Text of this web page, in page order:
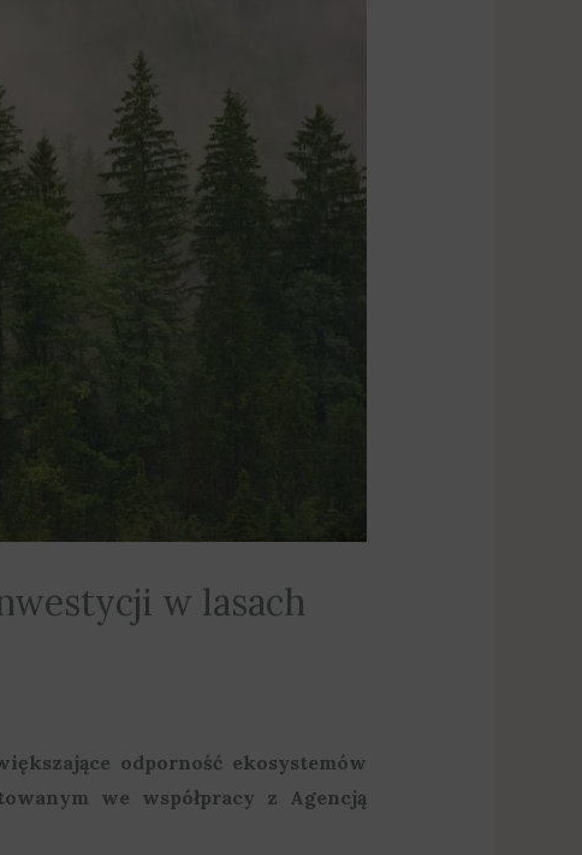
w lasach
odporność ekosystemów
we współpracy z Agencją